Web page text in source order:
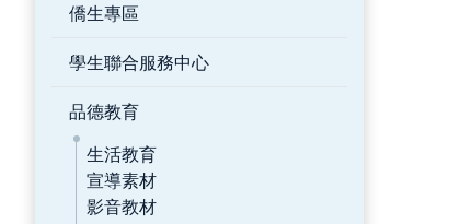
僑生專區
學生聯合服務中心
品德教育
生活教育
宣導素材
影音教材